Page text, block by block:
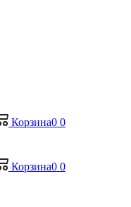
Корзина0 0
Корзина0 0